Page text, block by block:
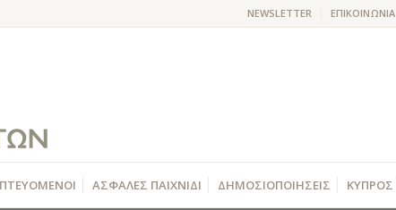
NEWSLETTER ΕΠΙΚΟΙΝΩΝΙΑ
ΑΣΦΑΛΕΣ ΠΑΙΧΝΙΔΙ ΔΗΜΟΣΙΟΠΟΙΗΣΕΙΣ ΚΥΠΡΟΣ